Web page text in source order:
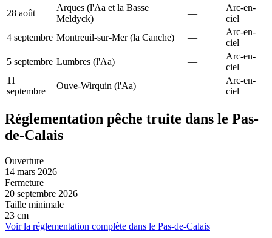
28 août
Arques (l'Aa et la Basse
Meldyck)
—
Arc-en-
ciel
4 septembre Montreuil-sur-Mer (la Canche) —
Arc-en-
ciel
5 septembre Lumbres (l'Aa) —
Arc-en-
ciel
11
septembre
Ouve-Wirquin (l'Aa) —
Arc-en-
ciel
Réglementation pêche truite dans le Pas-
de-Calais
Ouverture
14 mars 2026
Fermeture
20 septembre 2026
Taille minimale
23 cm
Voir la réglementation complète dans le Pas-de-Calais